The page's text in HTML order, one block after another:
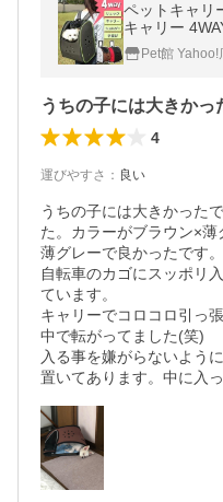
ペットキャリ
キャリー
ャリー おで
Pet館 Yahoo!
4
運びやすさ ： 良い
うちの子には大きかった
た。カラーがブラウン×
薄グレーで良かったです。
自転車のカゴにスッポリ
ています。
キャリーでコロコロ引っ
中で転がってました(笑)
入る事を嫌がらないよう
置いてあります。中に入